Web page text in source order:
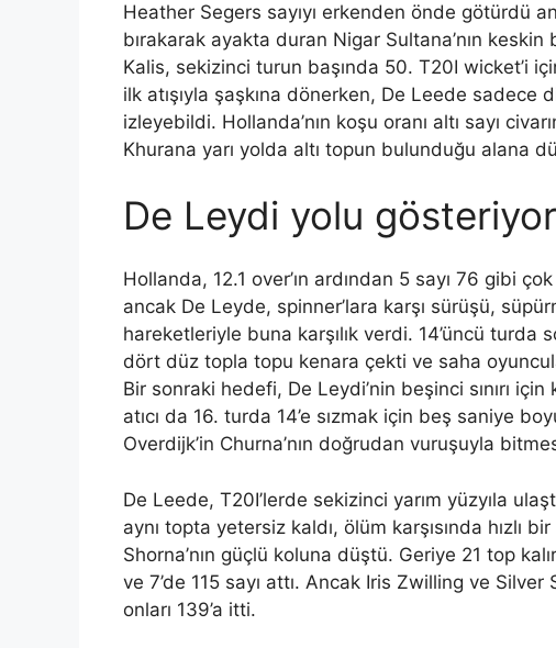
Heather Segers sayıyı erkenden önde götürdü
bırakarak ayakta duran Nigar Sultana’nın keskin
Kalis, sekizinci turun başında 50. T20I wicket’i
ilk atışıyla şaşkına dönerken, De Leede sadece
izleyebildi. Hollanda’nın koşu oranı altı sayı
Khurana yarı yolda altı topun bulunduğu alana
De Leydi yolu gösteriyor
Hollanda, 12.1 over’ın ardından 5 sayı 76 gibi
ancak De Leyde, spinner’lara karşı sürüşü,
hareketleriyle buna karşılık verdi. 14’üncü turda
dört düz topla topu kenara çekti ve saha
Bir sonraki hedefi, De Leydi’nin beşinci sınırı
atıcı da 16. turda 14’e sızmak için beş saniye
Overdijk’in Churna’nın doğrudan vuruşuyla
De Leede, T20I’lerde sekizinci yarım yüzyıla
aynı topta yetersiz kaldı, ölüm karşısında hızlı
Shorna’nın güçlü koluna düştü. Geriye 21 top
ve 7’de 115 sayı attı. Ancak Iris Zwilling ve
onları 139’a itti.